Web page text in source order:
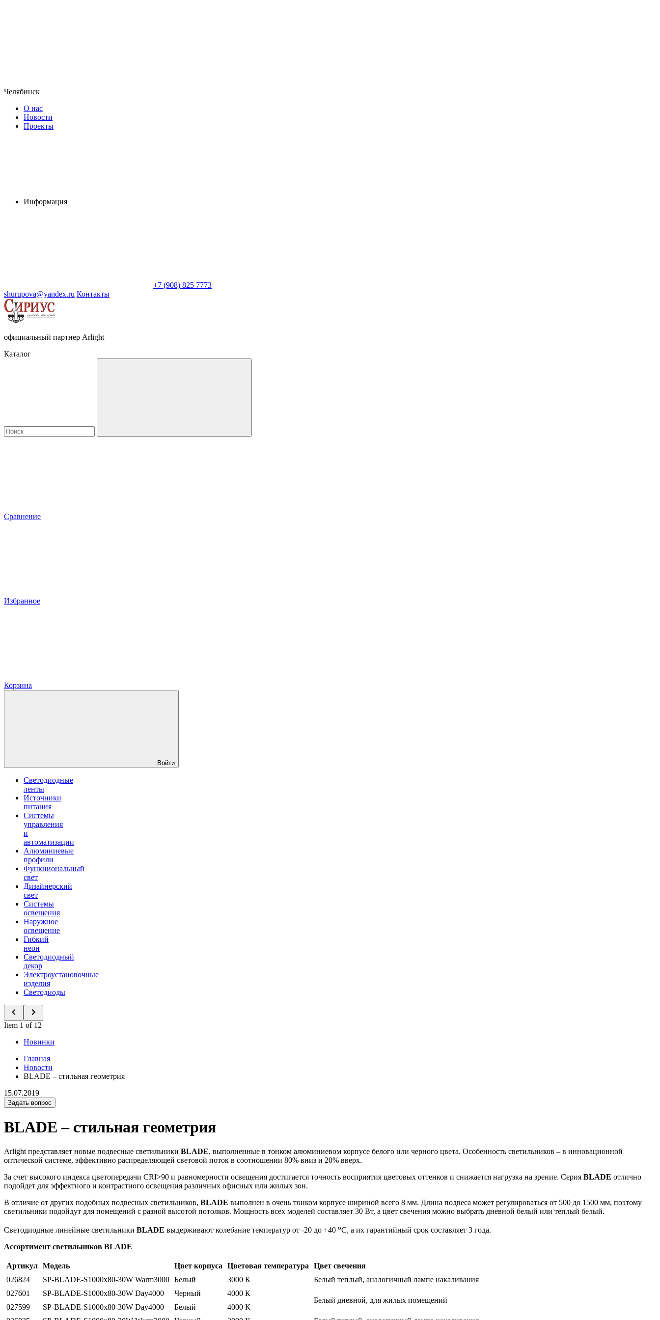
Челябинск
О нас
Новости
Проекты
Информация
+7 (908) 825 7773
shurupova@yandex.ru Контакты
официальный партнер Arlight
Каталог
Сравнение
Избранное
Корзина
Войти
Светодиодные
ленты
Источники
питания
Системы
управления
и
автоматизации
Алюминиевые
профили
Функциональный
свет
Дизайнерский
свет
Системы
освещения
Наружное
освещение
Гибкий
неон
Светодиодный
декор
Электроустановочные
изделия
Светодиоды
Item 1 of 12
Новинки
Главная
Новости
BLADE – стильная геометрия
15.07.2019
Задать вопрос
BLADE – стильная геометрия
Arlight представляет новые подвесные светильники BLADE, выполненные в тонком алюминиевом корпусе белого или черного цвета. Особенность светильников – в инновационной
оптической системе, эффективно распределяющей световой поток в соотношении 80% вниз и 20% вверх.
За счет высокого индекса цветопередачи CRI>90 и равномерности освещения достигается точность восприятия цветовых оттенков и снижается нагрузка на зрение. Серия BLADE отлично
подойдет для эффектного и контрастного освещения различных офисных или жилых зон.
В отличие от других подобных подвесных светильников, BLADE выполнен в очень тонком корпусе шириной всего 8 мм. Длина подвеса может регулироваться от 500 до 1500 мм, поэтому
светильники подойдут для помещений с разной высотой потолков. Мощность всех моделей составляет 30 Вт, а цвет свечения можно выбрать дневной белый или теплый белый.
Светодиодные линейные светильники BLADE выдерживают колебание температур от -20 до +40 oС, а их гарантийный срок составляет 3 года.
Ассортимент светильников BLADE
Артикул Модель Цвет корпуса Цветовая температура
Цвет свечения
026824
SP-BLADE-S1000x80-30W Warm3000 Белый 3000 К
Белый теплый, аналогичный лампе накаливания
027601
SP-BLADE-S1000x80-30W Day4000 Черный
4000 К
Белый дневной, для жилых помещений
027599
SP-BLADE-S1000x80-30W Day4000 Белый
4000 К